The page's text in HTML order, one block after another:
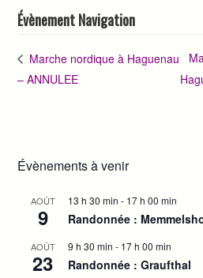
Évènement Navigation
Marche nordique à Haguenau
– ANNULEE
Évènements à venir
AOÛT
9
13 h 30 min - 17 h 00 min
Randonnée :
AOÛT
23
9 h 30 min - 17 h 00 min
Randonnée : Graufthal